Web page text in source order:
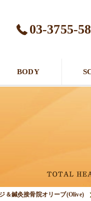
03-3755-
BODY
＆鍼灸接骨院オリーブ(Olive)